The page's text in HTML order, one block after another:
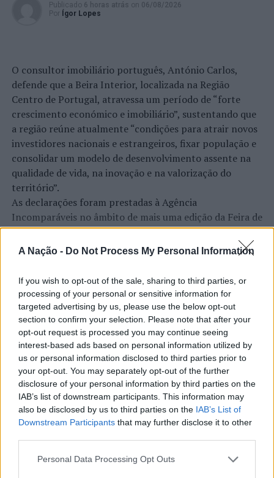
A Nação - Do Not Process My Personal Information
If you wish to opt-out of the sale, sharing to third parties, or
processing of your personal or sensitive information for
targeted advertising by us, please use the below opt-out
section to confirm your selection. Please note that after your
opt-out request is processed you may continue seeing
interest-based ads based on personal information utilized by
us or personal information disclosed to third parties prior to
your opt-out. You may separately opt-out of the further
disclosure of your personal information by third parties on the
IAB’s list of downstream participants. This information may
also be disclosed by us to third parties on the IAB’s List of
Downstream Participants that may further disclose it to other
Personal Data Processing Opt Outs
Publicado 6 horas atrás on 06/08/2026
Por
Ígor Lopes
O consultor imobiliário português, António Carlos,
defende que a Beira Interior, localizada na Região
Centro de Portugal, atravessa um período de “forte
crescimento económico e imobiliário”, sustentando que
a região reúne atualmente “condições para atrair novos
investidores nacionais e estrangeiros, fixar população e
consolidar um modelo de desenvolvimento assente na
qualidade de vida, na inovação e na valorização do
território”.
As declarações foram prestadas à Agência
Incomparáveis no âmbito de mais uma edição da Feira de
São Tiago, que decorreu entre os dias 16 e 26 de julho,
na Covilhã, sendo considerada um dos mais antigos
e realizada anualmente na “Cidade Neve”, a feira conjuga
tradição, atividade económica, comércio, gastronomia,
animação cultural e divulgação empresarial,
constituindo um dos principais momentos de promoção
do município e da Beira Interior.
Para António Carlos, o crescimento alcançado ao longo
dos últimos anos representa o cumprimento dos
objetivos que traçou quando iniciou o seu percurso no
setor imobiliário. O empresário considera que o
reconhecimento conquistado resulta da proximidade
locais e projetos de desenvolvimento regional. Segundo
CONTINUAR A LER
ATUALIDADE
Rio de Janeiro: Governo do Estado
propõe parceria com a FUNCEX para
“reforçar inteligência sobre
comércio exterior”